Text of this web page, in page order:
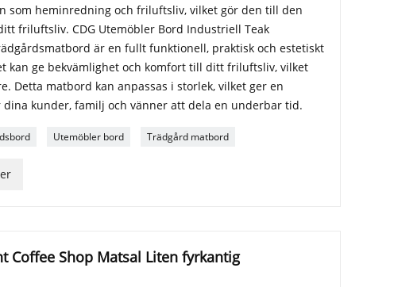
som heminredning och friluftsliv, vilket gör den till den
friluftsliv. CDG Utemöbler Bord Industriell Teak
är en fullt funktionell, praktisk och estetiskt
kan ge bekvämlighet och komfort till ditt friluftsliv, vilket
Detta matbord kan anpassas i storlek, vilket ger en
kunder, familj och vänner att dela en underbar tid.
Utemöbler bord Trädgård matbord
Coffee Shop Matsal Liten fyrkantig